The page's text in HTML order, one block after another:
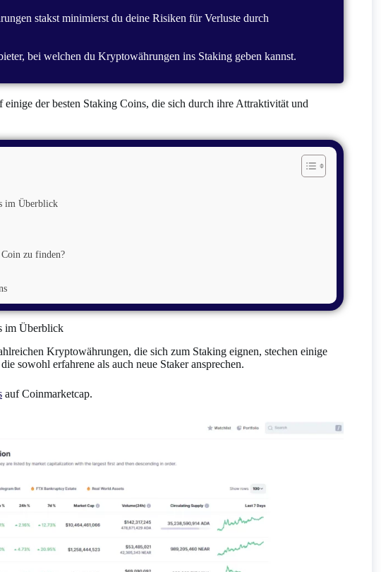
stakst minimierst du deine Risiken für Verluste durch
bei welchen du Kryptowährungen ins Staking geben kannst.
der besten Staking Coins, die sich durch ihre Attraktivität und
im Überblick
zu finden?
im Überblick
Kryptowährungen, die sich zum Staking eignen, stechen einige
sowohl erfahrene als auch neue Staker ansprechen.
auf Coinmarketcap.